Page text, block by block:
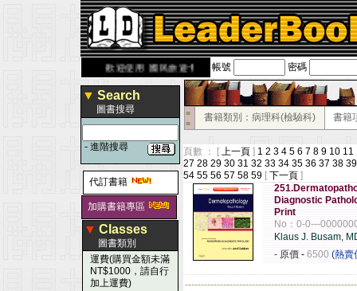
歡迎使用 國民旅遊卡！！ 帳號 密碼
▼ Search
圖書搜尋
- 進階搜尋
代訂書籍
加購書籍專區
▼ Classes
圖書類別
運費(購買金額未滿
NT$1000，請自行
加上運費)
■
■
書籍類別：病理科(檢驗科) 書籍
頁數 ： [ 上一頁 ] 1 2 3 4 5 6 7 8 9 10 11
27 28 29 30 31 32 33 34 35 36 37 38 39
54 55 56 57 58 59 [ 下一頁 ]
Diagnostic
Print
No：0-0---
Klaus J. Busam,
- 原價 - 6500 (熱賣